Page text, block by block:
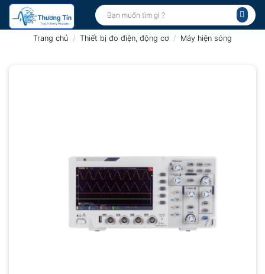
Bỏ
qua
Tìm
kiếm:
Trang chủ / Thiết bị đo điện, động cơ / Máy hiện sóng